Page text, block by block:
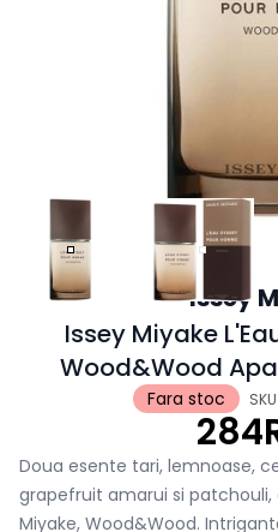
Fara stoc SKU
Issey
Issey Miyake
Wood&Wood
Doua esente tari, lemnoase,
grapefruit amarui si
Miyake, Wood&Wood.